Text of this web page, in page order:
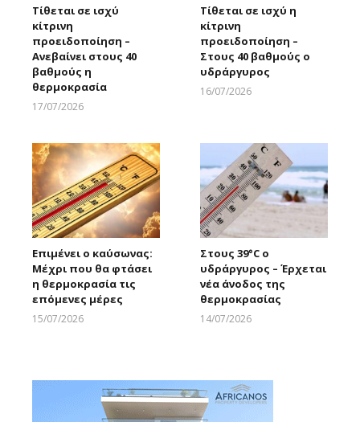
Τίθεται σε ισχύ
κίτρινη
προειδοποίηση –
Ανεβαίνει στους 40
βαθμούς η
θερμοκρασία
17/07/2026
Τίθεται σε ισχύ η
κίτρινη
προειδοποίηση –
Στους 40 βαθμούς ο
υδράργυρος
16/07/2026
Επιμένει ο καύσωνας:
Μέχρι που θα φτάσει
η θερμοκρασία τις
επόμενες μέρες
15/07/2026
Στους 39°C ο
υδράργυρος – Έρχεται
νέα άνοδος της
θερμοκρασίας
14/07/2026